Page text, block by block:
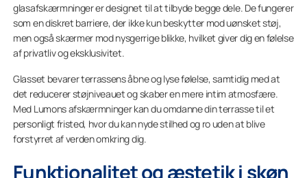
glasafskærmninger er designet til at tilbyde begge dele. De fungerer
som en diskret barriere, der ikke kun beskytter mod uønsket støj,
men også skærmer mod nysgerrige blikke, hvilket giver dig en følelse
af privatliv og eksklusivitet.
Glasset bevarer terrassens åbne og lyse følelse, samtidig med at
det reducerer støjniveauet og skaber en mere intim atmosfære.
Med Lumons afskærmninger kan du omdanne din terrasse til et
personligt fristed, hvor du kan nyde stilhed og ro uden at blive
forstyrret af verden omkring dig.
Funktionalitet og æstetik i skøn